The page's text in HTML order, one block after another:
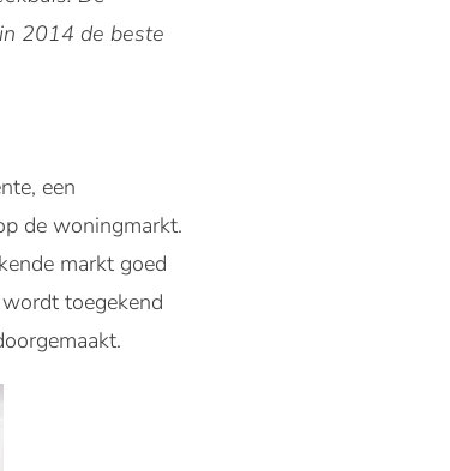
2014 de beste
een
de woningmarkt.
markt goed
toegekend